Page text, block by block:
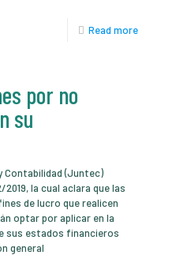
Read more
por no
su
Contabilidad (Juntec)
la cual aclara que las
de lucro que realicen
optar por aplicar en la
sus estados financieros
general